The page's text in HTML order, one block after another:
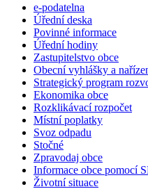
e-podatelna
Úřední deska
Povinné informace
Úřední hodiny
Zastupitelstvo obce
Obecní vyhlášky a
Strategický program
Ekonomika obce
Rozklikávací rozpočet
Místní poplatky
Svoz odpadu
Stočné
Zpravodaj obce
Informace obce pomocí
Životní situace